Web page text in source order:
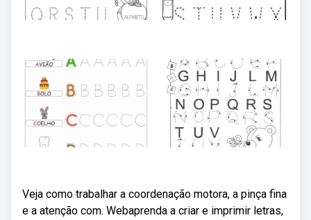
Veja como trabalhar a coordenação motora, a pinça fina
e a atenção com. Webaprenda a criar e imprimir letras,